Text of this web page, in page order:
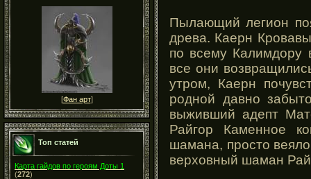
[Фан арт]
Топ статей
Карта гайдов по героям Доты 1
(272)
Пылающий легион
древа. Каерн
по всему Калимдору
все они
утром, Каерн
родной давно
выживший адепт
Райгор Каменное
шамана, просто
верховный шаман